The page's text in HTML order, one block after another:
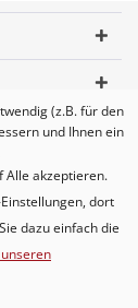
(z.B. für den
und Ihnen ein
Alle akzeptieren.
dort
dazu einfach die